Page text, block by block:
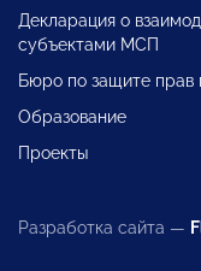
Декларация о
субъектами МСП
Бюро по защите прав
Образование
Проекты
Разработка сайта —